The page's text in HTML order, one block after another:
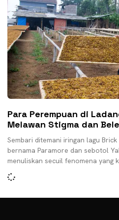
Para Perempuan di
Melawan Stigma dan
Sembari ditemani iringan lagu
bernama Paramore dan sebotol
menuliskan secuil fenomena yang